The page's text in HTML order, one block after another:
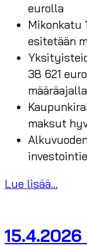
eurolla
Mikonkatu
esitetään
38 621
määräajalla
maksut
Lue lisää...